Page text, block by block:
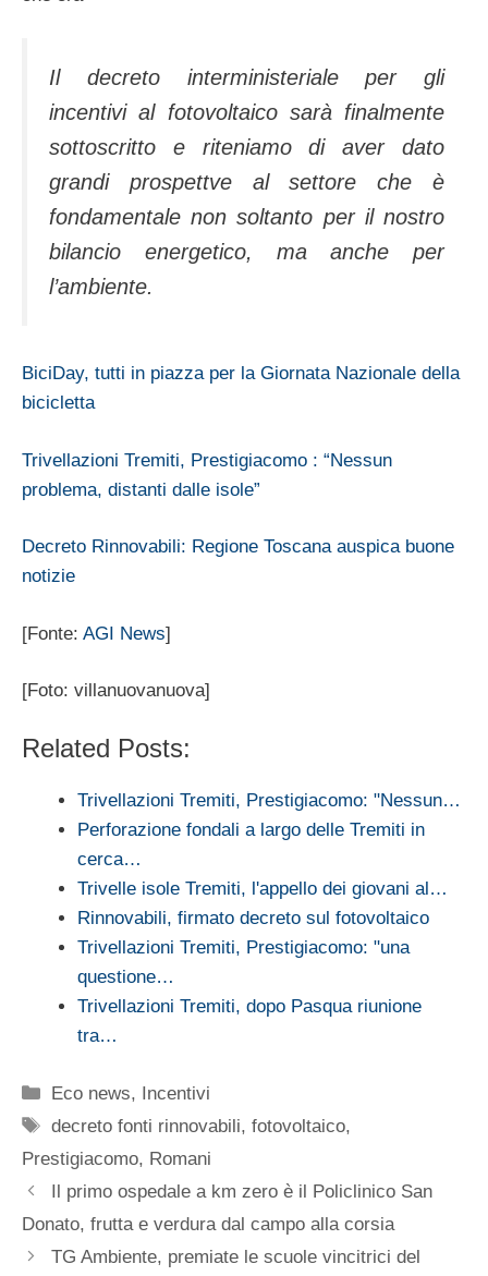
Il decreto interministeriale per gli
incentivi al fotovoltaico sarà finalmente
sottoscritto e riteniamo di aver dato
grandi prospettve al settore che è
fondamentale non soltanto per il nostro
bilancio energetico, ma anche per
l’ambiente.
BiciDay, tutti in piazza per la Giornata Nazionale della
bicicletta
Trivellazioni Tremiti, Prestigiacomo : “Nessun
problema, distanti dalle isole”
Decreto Rinnovabili: Regione Toscana auspica buone
notizie
[Fonte: AGI News]
[Foto: villanuovanuova]
Related Posts:
Trivellazioni Tremiti, Prestigiacomo: "Nessun…
Perforazione fondali a largo delle Tremiti in
cerca…
Trivelle isole Tremiti, l'appello dei giovani al…
Rinnovabili, firmato decreto sul fotovoltaico
Trivellazioni Tremiti, Prestigiacomo: "una
questione…
Trivellazioni Tremiti, dopo Pasqua riunione
tra…
Categorie
Eco news,
Incentivi
Tag
decreto fonti rinnovabili,fotovoltaico,
Prestigiacomo, Romani
Il primo ospedale a km zero è il Policlinico San
Donato, frutta e verdura dal campo alla corsia
TG Ambiente, premiate le scuole vincitrici del